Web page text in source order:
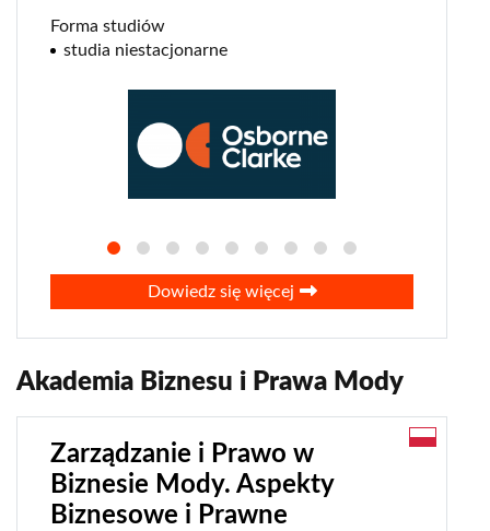
fintech
negocjacje
prawa człowieka
seo / sem
ślad węglowy
stosunki międzynarodowe
sztuczna inteligencja (AI)
technologie
Forma studiów
studia niestacjonarne
Dowiedz się więcej
Akademia Biznesu i Prawa Mody
Zarządzanie i Prawo w
Biznesie Mody. Aspekty
Biznesowe i Prawne